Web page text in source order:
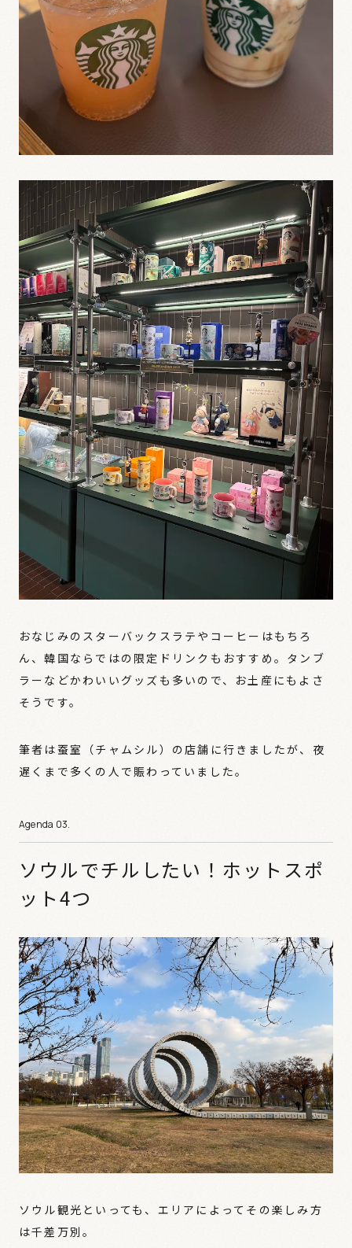
おなじみのスターバックスラテやコーヒーはもちろ
ん、韓国ならではの限定ドリンクもおすすめ。タンブ
ラーなどかわいいグッズも多いので、お土産にもよさ
そうです。
筆者は蚕室（チャムシル）の店舗に行きましたが、夜
遅くまで多くの人で賑わっていました。
ソウルでチルしたい！ホットスポ
ット4つ
ソウル観光といっても、エリアによってその楽しみ方
は千差万別。